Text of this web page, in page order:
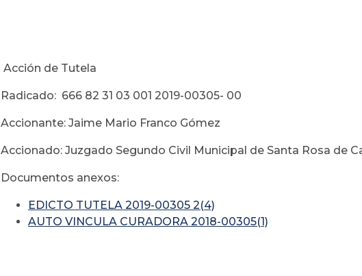
Acción de Tutela
Radicado: 666 82 31 03 001 2019-00305- 00
Accionante: Jaime Mario Franco Gómez
Accionado: Juzgado Segundo Civil Municipal de Santa Rosa de
Documentos anexos:
EDICTO TUTELA 2019-00305 2(4)
AUTO VINCULA CURADORA 2018-00305(1)